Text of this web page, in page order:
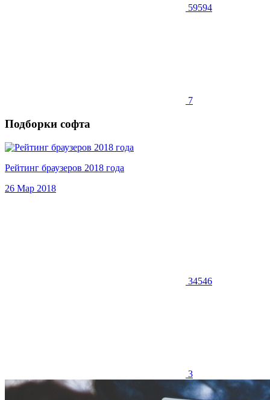
59594
7
Подборки софта
Рейтинг браузеров 2018 года
26 Мар 2018
34546
3